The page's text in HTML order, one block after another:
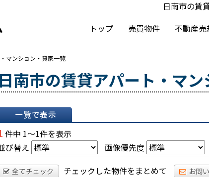
日南市の賃
トップ 売買物件 不動産売
マンション・貸家一覧
日南市の賃貸アパート・マ
覧で表示
件中 1～1件を表示
び替え
画像優先度
全てチェック チェックした物件をまとめて お問